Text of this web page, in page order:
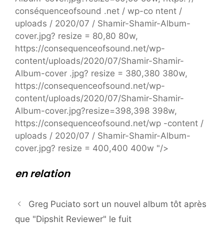
conséquenceofsound .net / wp-co ntent /
uploads / 2020/07 / Shamir-Shamir-Album-
cover.jpg? resize = 80,80 80w,
https://consequenceofsound.net/wp-
content/uploads/2020/07/Shamir-Shamir-
Album-cover .jpg? resize = 380,380 380w,
https://consequenceofsound.net/wp-
content/uploads/2020/07/Shamir-Shamir-
Album-cover.jpg?resize=398,398 398w,
https://consequenceofsound.net/wp -content /
uploads / 2020/07 / Shamir-Shamir-Album-
cover.jpg? resize = 400,400 400w "/>
en relation
Greg Puciato sort un nouvel album tôt après
que "Dipshit Reviewer" le fuit